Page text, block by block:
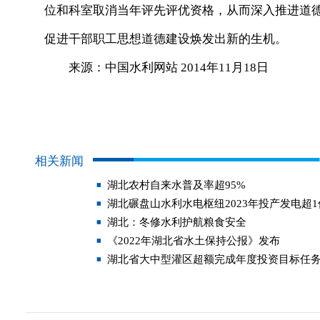
位和科室取消当年评先评优资格，从而深入推进
促进干部职工思想道德建设焕发出新的生机。
来源：中国水利网站 2014年11月18日
相关新闻
湖北农村自来水普及率超95%
湖北碾盘山水利水电枢纽2023年投产发电超
湖北：冬修水利护航粮食安全
《2022年湖北省水土保持公报》发布
湖北省大中型灌区超额完成年度投资目标任